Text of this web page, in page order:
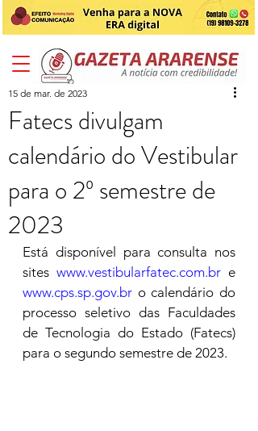
Fatecs divulgam
calendário do Vestibular
para o 2º semestre de
2023
15 de mar. de 2023
Está disponível para consulta nos
sites www.vestibularfatec.com.br
www.cps.sp.gov.br o calendário do
processo seletivo das Faculdades
de Tecnologia do Estado (Fatecs)
para o segundo semestre de 2023.